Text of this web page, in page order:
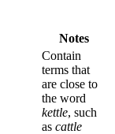
Notes
Contain
terms that
are close to
the word
kettle, such
as cattle